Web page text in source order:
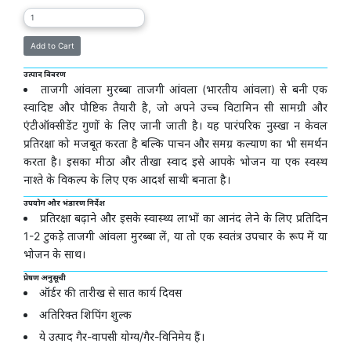
उत्पाद विवरण
ताजगी आंवला मुरब्बा ताजगी आंवला (भारतीय आंवला) से बनी एक
स्वादिष्ट और पौष्टिक तैयारी है, जो अपने उच्च विटामिन सी सामग्री और
एंटीऑक्सीडेंट गुणों के लिए जानी जाती है। यह पारंपरिक नुस्खा न केवल
प्रतिरक्षा को मजबूत करता है बल्कि पाचन और समग्र कल्याण का भी समर्थन
करता है। इसका मीठा और तीखा स्वाद इसे आपके भोजन या एक स्वस्थ
नाश्ते के विकल्प के लिए एक आदर्श साथी बनाता है।
उपयोग और भंडारण निर्देश
प्रतिरक्षा बढ़ाने और इसके स्वास्थ्य लाभों का आनंद लेने के लिए प्रतिदिन
1-2 टुकड़े ताजगी आंवला मुरब्बा लें, या तो एक स्वतंत्र उपचार के रूप में या
भोजन के साथ।
प्रेषण अनुसूची
ऑर्डर की तारीख से सात कार्य दिवस
अतिरिक्त शिपिंग शुल्क
ये उत्पाद गैर-वापसी योग्य/गैर-विनिमेय हैं।